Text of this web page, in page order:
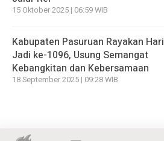
15 Oktober 2025 | 06:59 WIB
Kabupaten Pasuruan Rayakan Hari
Jadi ke-1096, Usung Semangat
Kebangkitan dan Kebersamaan
18 September 2025 | 09:28 WIB